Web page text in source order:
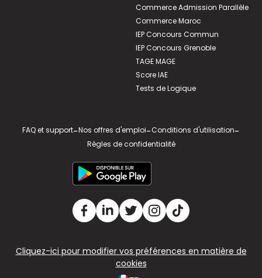
Commerce Admission Parallèle
Commerce Maroc
IEP Concours Commun
IEP Concours Grenoble
TAGE MAGE
Score IAE
Tests de Logique
FAQ et support-Nos offres d'emploi-Conditions d'utilisation-
Règles de confidentialité
Cliquez-ici pour modifier vos préférences en matière de
cookies